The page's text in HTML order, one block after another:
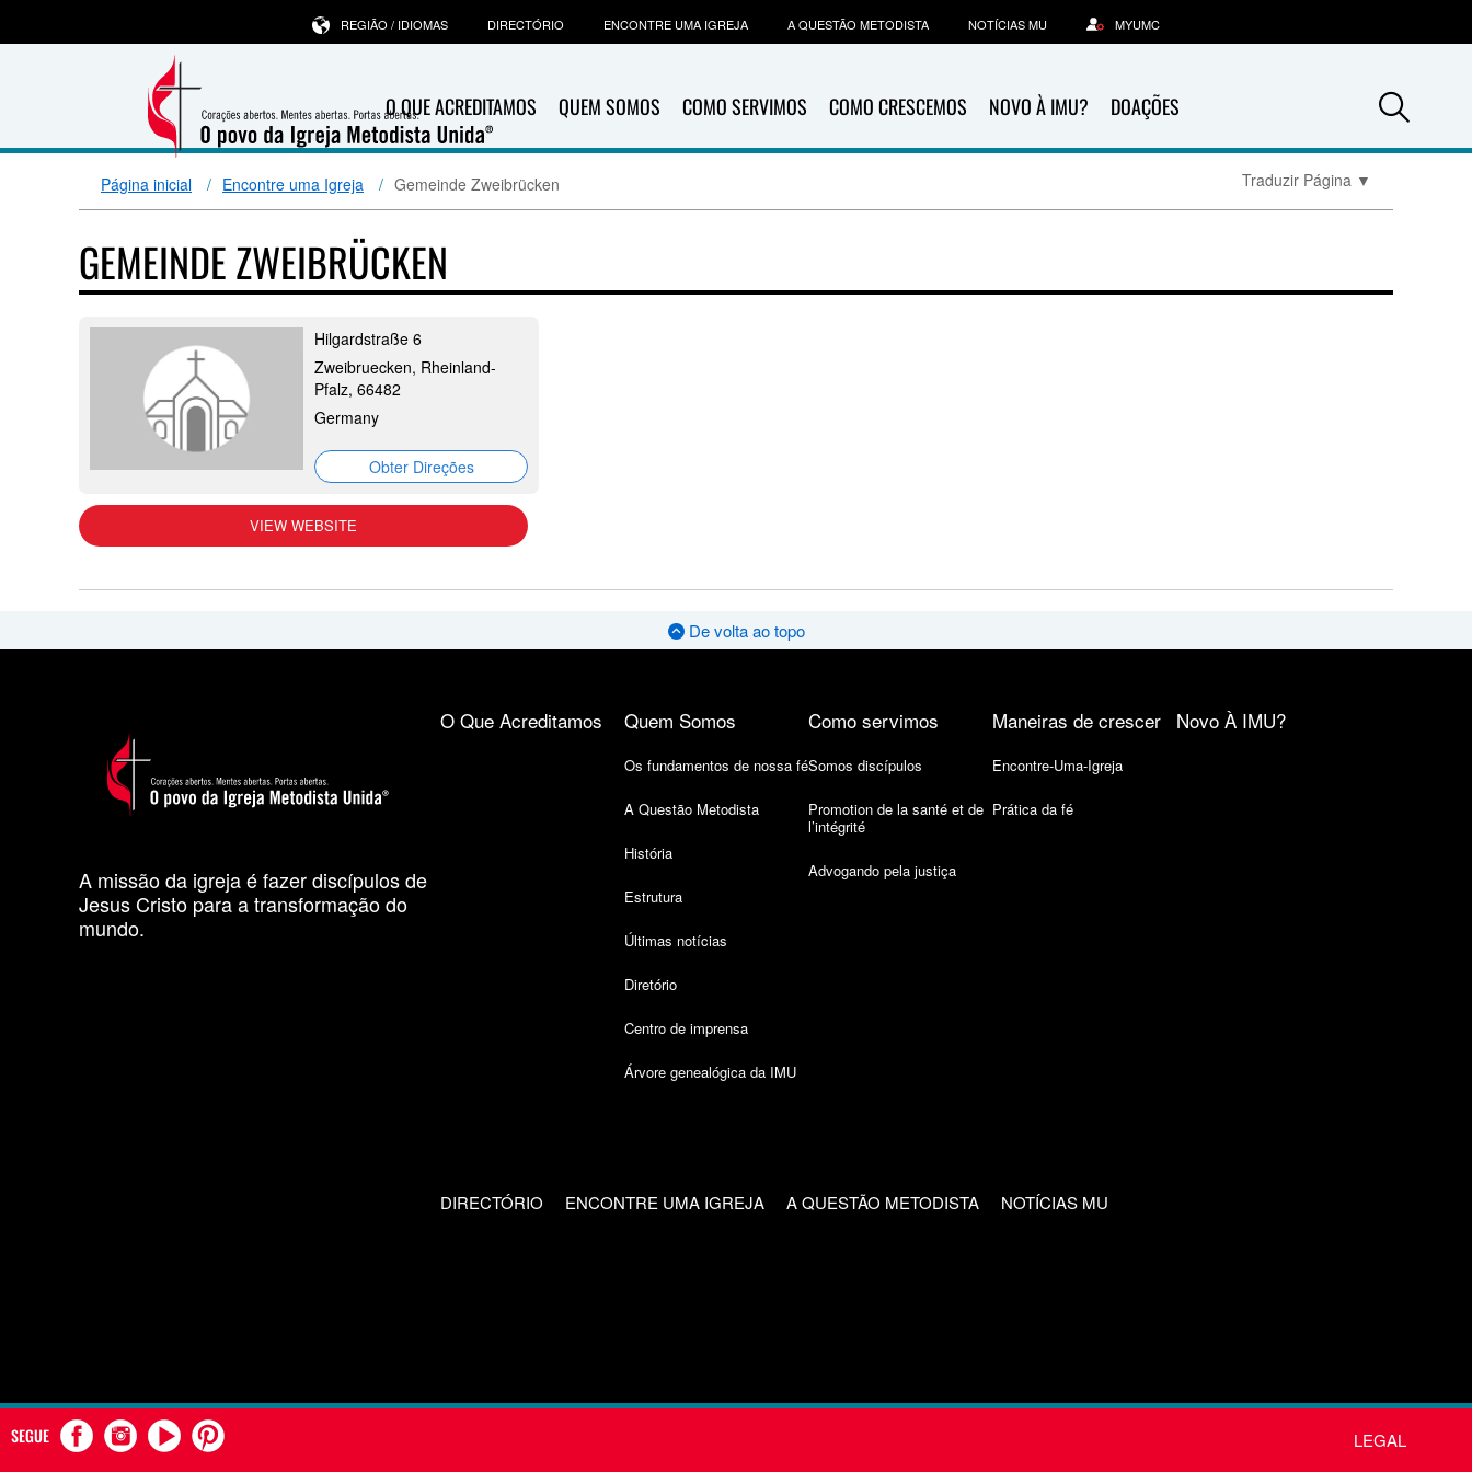
O QUE ACREDITAMOS QUEM SOMOS COMO SERVIMOS COMO CRESCEMOS NOVO À IMU? DOAÇÕES
REGIÃO / IDIOMAS DIRECTÓRIO ENCONTRE UMA IGREJA A QUESTÃO METODISTA NOTÍCIAS MU MYUMC
Página inicial Encontre uma Igreja Gemeinde Zweibrücken Traduzir Página ▼
GEMEINDE ZWEIBRÜCKEN
Hilgardstraße 6
Zweibruecken, Rheinland-
Pfalz, 66482
Germany
Obter Direções
VIEW WEBSITE
De volta ao topo
A missão da igreja é fazer discípulos de
Jesus Cristo para a transformação do
mundo.
O Que Acreditamos Quem Somos
Os fundamentos de nossa fé
A Questão Metodista
História
Estrutura
Últimas notícias
Diretório
Centro de imprensa
Árvore genealógica da IMU
Como servimos
Somos discípulos
Promotion de la santé et de
l’intégrité
Advogando pela justiça
Maneiras de crescer
Encontre-Uma-Igreja
Prática da fé
Novo À IMU?
DIRECTÓRIO ENCONTRE UMA IGREJA A QUESTÃO METODISTA NOTÍCIAS MU
SEGUE LEGAL